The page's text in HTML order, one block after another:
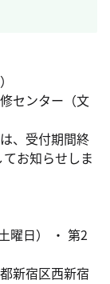
ンター（文
受付期間終
お知らせしま
日） ・ 第2
宿区西新宿